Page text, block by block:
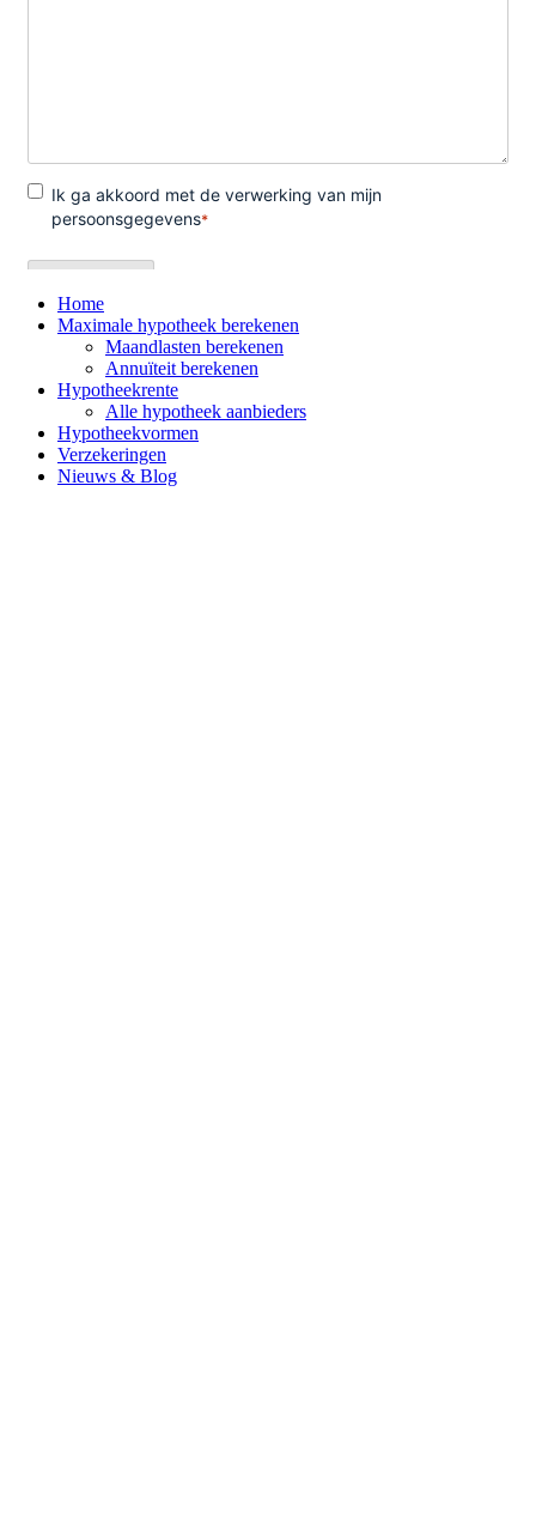
Home
Maximale hypotheek berekenen
Maandlasten berekenen
Annuïteit berekenen
Hypotheekrente
Alle hypotheek aanbieders
Hypotheekvormen
Verzekeringen
Nieuws & Blog